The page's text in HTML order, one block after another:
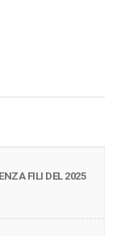
FILI DEL 2025